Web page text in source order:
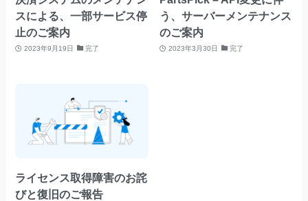
スによる、一部サービス停
止のご案内
2023年9月19日 完了
う、サーバーメンテナンス
のご案内
2023年3月30日 完了
ライセンス取得障害のお詫
びと復旧のご報告